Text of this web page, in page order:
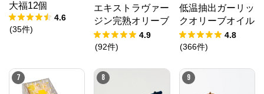
大福12個
4.6
(35件)
エキストラヴァー
ジン完熟オリーブ
オイル 450g4.9
(92件)
低温抽出ガーリッ
クオリーブオイル
64g
4.8
(366件)
7 8 9